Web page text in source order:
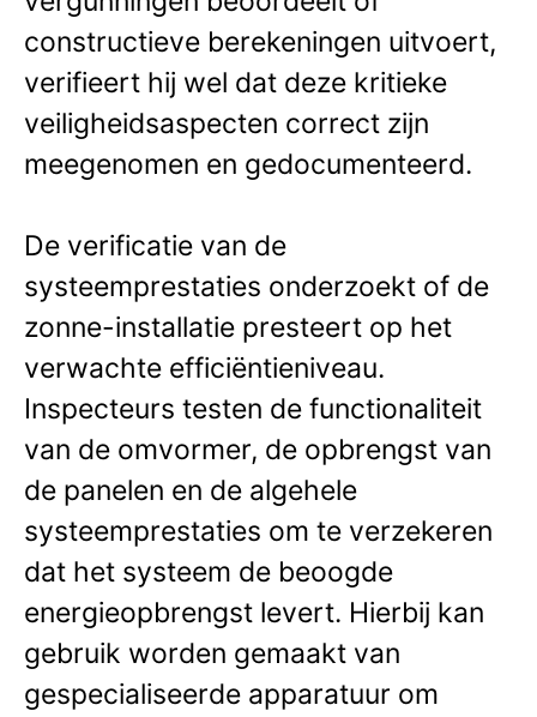
constructieve berekeningen uitvoert,
verifieert hij wel dat deze kritieke
veiligheidsaspecten correct zijn
meegenomen en gedocumenteerd.
De verificatie van de
systeemprestaties onderzoekt of de
zonne-installatie presteert op het
verwachte efficiëntieniveau.
Inspecteurs testen de functionaliteit
van de omvormer, de opbrengst van
de panelen en de algehele
systeemprestaties om te verzekeren
dat het systeem de beoogde
energieopbrengst levert. Hierbij kan
gebruik worden gemaakt van
gespecialiseerde apparatuur om